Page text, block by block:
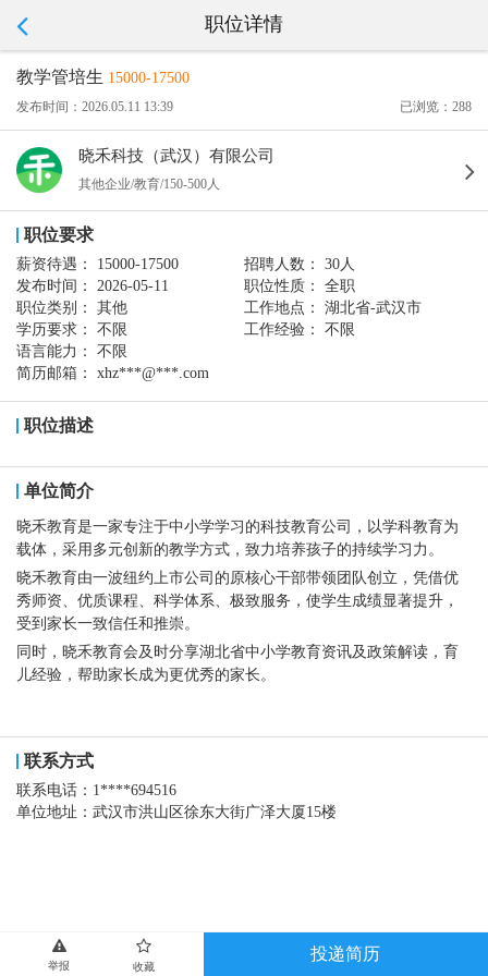
职位详情
教学管培生 15000-17500
发布时间：2026.05.11 13:39 已浏览：288
晓禾科技（武汉）有限公司
其他企业/教育/150-500人
职位要求
薪资待遇： 15000-17500 招聘人数：
30人
发布时间：
2026-05-11 职位性质：
全职
职位类别：
其他 工作地点：
湖北省-武汉市
学历要求：
不限 工作经验：
不限
语言能力：
不限
简历邮箱：
xhz***@***.com
职位描述
单位简介
晓禾教育是一家专注于中小学学习的科技教育公司，以学科教育为
载体，采用多元创新的教学方式，致力培养孩子的持续学习力。
晓禾教育由一波纽约上市公司的原核心干部带领团队创立，凭借优
秀师资、优质课程、科学体系、极致服务，使学生成绩显著提升，
受到家长一致信任和推崇。
同时，晓禾教育会及时分享湖北省中小学教育资讯及政策解读，育
儿经验，帮助家长成为更优秀的家长。
联系方式
联系电话： 1****694516
单位地址： 武汉市洪山区徐东大街广泽大厦15楼
举报 收藏
投递简历